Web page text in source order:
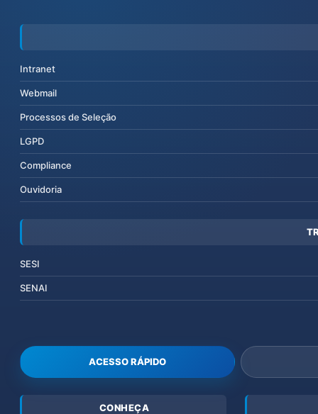
Intranet
Webmail
Processos de Seleção
LGPD
Compliance
Ouvidoria
SESI
SENAI
ACESSO RÁPIDO
CONHEÇA